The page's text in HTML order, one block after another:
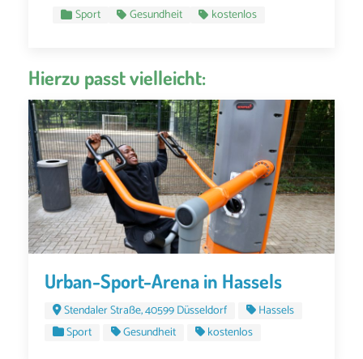
Sport Gesundheit kostenlos
Hierzu passt vielleicht:
Urban-Sport-Arena in Hassels
Stendaler Straße, 40599 Düsseldorf
Hassels
Sport
Gesundheit kostenlos